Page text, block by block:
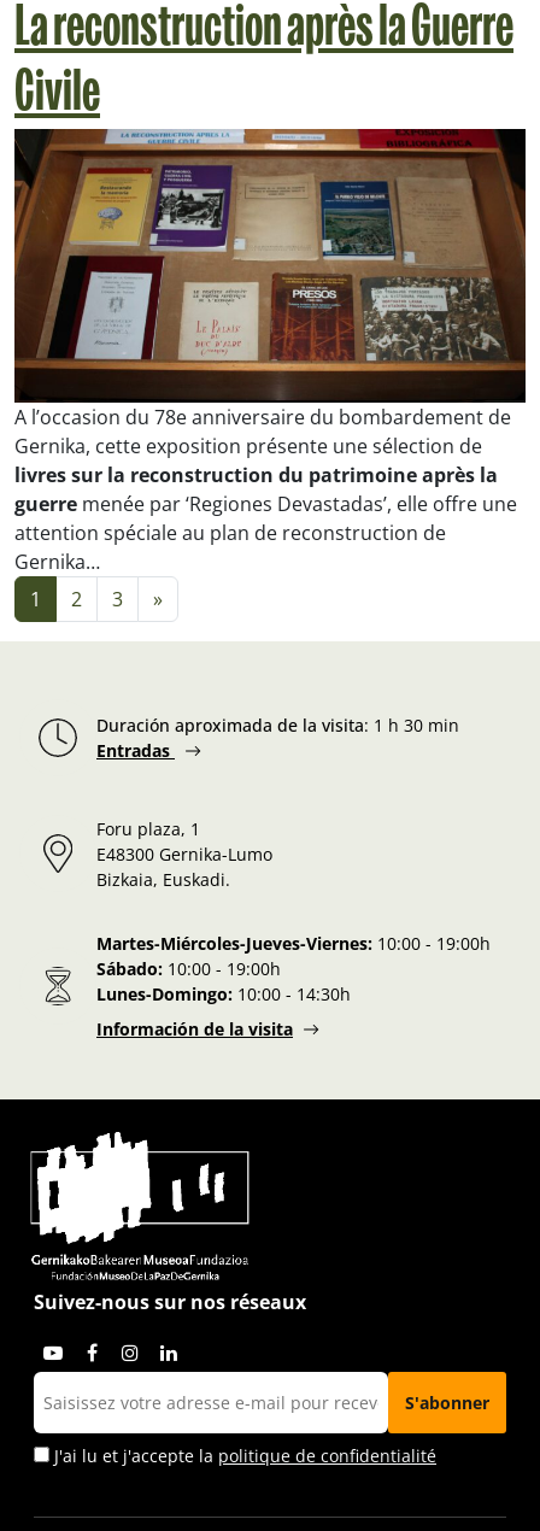
La reconstruction après la Guerre
Civile
A l’occasion du 78e anniversaire du bombardement de
Gernika, cette exposition présente une sélection de
livres sur la reconstruction du patrimoine après la
guerre menée par ‘Regiones Devastadas’, elle offre une
attention spéciale au plan de reconstruction de
Gernika…
Navigation dans les articles
1 2 3 »
Duración aproximada de la visita: 1 h 30 min
Entradas
Foru plaza, 1
E48300 Gernika-Lumo
Bizkaia, Euskadi.
Martes-Miércoles-Jueves-Viernes: 10:00 - 19:00h
Sábado: 10:00 - 19:00h
Lunes-Domingo: 10:00 - 14:30h
Información de la visita
Suivez-nous sur nos réseaux
J'ai lu et j'accepte la politique de confidentialité